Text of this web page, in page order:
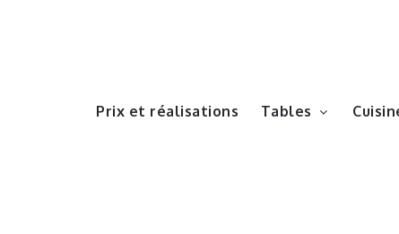
Prix et réalisations Tables